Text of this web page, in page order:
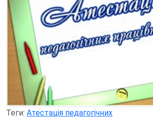
Теги: Атестація педагогічних